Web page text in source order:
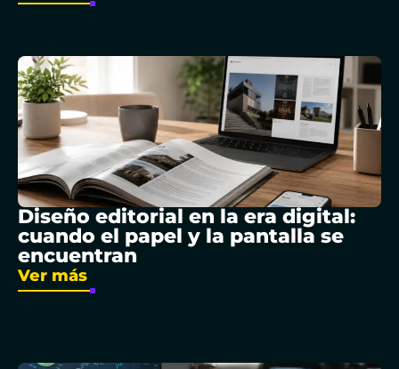
Diseño editorial en la era digital:
cuando el papel y la pantalla se
encuentran
Ver más